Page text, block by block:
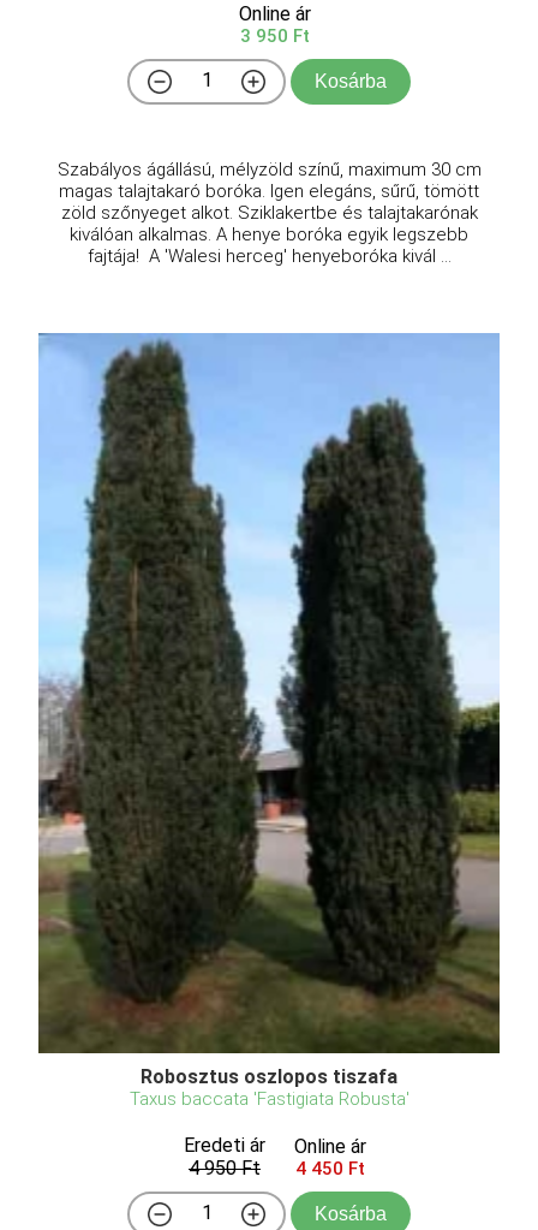
Online ár
3 950 Ft
Kosárba
Szabályos ágállású, mélyzöld színű, maximum 30 cm
magas talajtakaró boróka. Igen elegáns, sűrű, tömött
zöld szőnyeget alkot. Sziklakertbe és talajtakarónak
kiválóan alkalmas. A henye boróka egyik legszebb
fajtája! A 'Walesi herceg' henyeboróka kivál ...
Robosztus oszlopos tiszafa
Taxus baccata 'Fastigiata Robusta'
Eredeti ár
4 950 Ft
Online ár
4 450 Ft
Kosárba